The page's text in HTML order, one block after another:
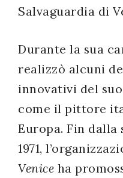
Salvaguardia di
Durante la sua
realizzò alcuni
innovativi del
come il pittore
Europa. Fin dalla
1971,
Venice ha